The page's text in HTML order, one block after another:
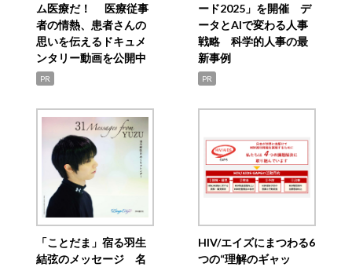
ム医療だ！ 医療従事
者の情熱、患者さんの
思いを伝えるドキュメ
ンタリー動画を公開中
PR
ード2025」を開催 デ
ータとAIで変わる人事
戦略 科学的人事の最
新事例
PR
「ことだま」宿る羽生
結弦のメッセージ 名
HIV/エイズにまつわる6
つの“理解のギャッ